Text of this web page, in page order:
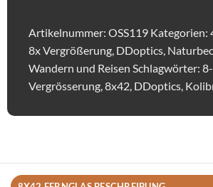
Menge
Artikelnummer: OSS119 Kategorien:
8x Vergrößerung, DDoptics,
Wandern und Reisen Schlagwörter:
Vergrösserung,8x42, DDoptics,